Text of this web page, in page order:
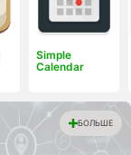
Simple
Calendar
БОЛЬШЕ